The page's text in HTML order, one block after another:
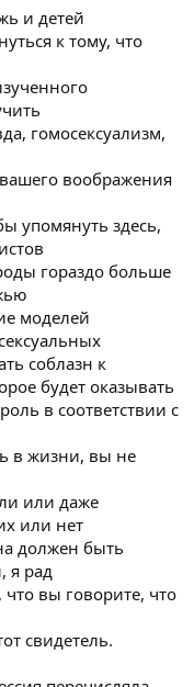
in the DSM 2 so you
well so you have your
Association
и детей
к тому, что
гомосексуализм,
воображения
упомянуть здесь,
гораздо больше
моделей
соблазн к
будет оказывать
в соответствии с
в жизни, вы не
или даже
или нет
должен быть
я рад
вы говорите, что
свидетель.